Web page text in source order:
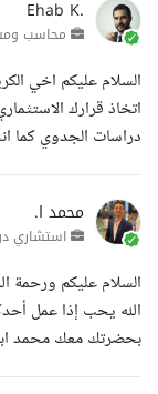
Ehab K.
محاسب
السلام عليكم اخي
دراسات الجدوي كما
محمد ا.
استشاري
السلام عليكم ورحمة
الله يحب إذا عمل
بحضرتك معك محمد